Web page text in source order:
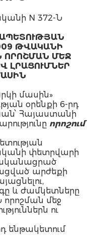
N 372-Ն
ԹՎԱԿԱՆԻ
ՈՐՈՇՄԱՆ ՄԵՋ
ԼՐԱՑՈՒՄՆԵՐ
մասին»
օրենքի 6-րդ
Հայաստանի
որոշում
փետրվարի
արժեքի
և ժամկետները
որոշման մեջ
ու
ենթակետում